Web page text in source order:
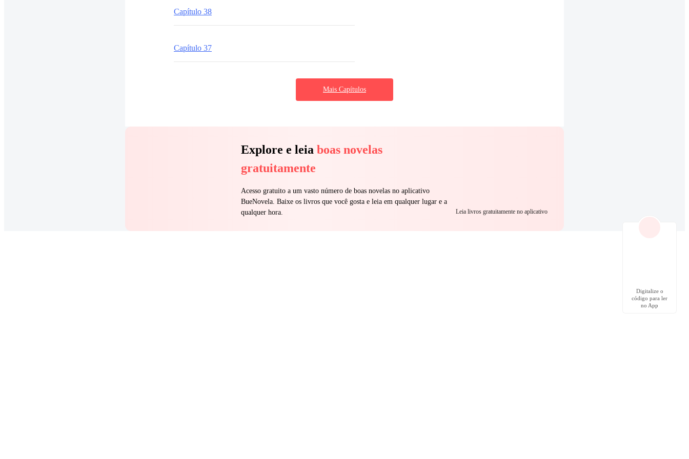
Capítulo 38
Capítulo 37
Mais Capítulos
Explore e leia boas novelas
gratuitamente
Acesso gratuito a um vasto número de boas novelas no aplicativo
BueNovela. Baixe os livros que você gosta e leia em qualquer lugar e a
qualquer hora.
Leia livros gratuitamente no aplicativo
Digitalize o
código para ler
no App